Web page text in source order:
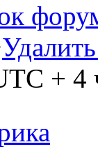
+ 4